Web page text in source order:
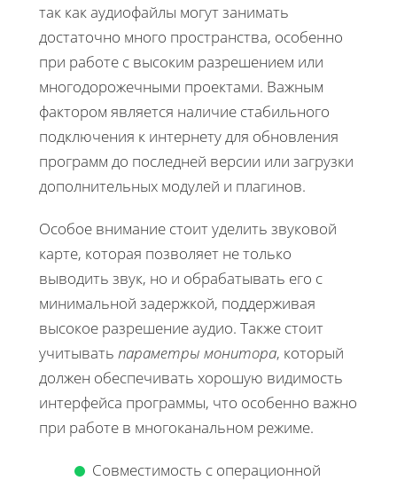
так как аудиофайлы могут занимать
достаточно много пространства, особенно
при работе с высоким разрешением или
многодорожечными проектами. Важным
фактором является наличие стабильного
подключения к интернету для обновления
программ до последней версии или загрузки
дополнительных модулей и плагинов.
Особое внимание стоит уделить звуковой
карте, которая позволяет не только
выводить звук, но и обрабатывать его с
минимальной задержкой, поддерживая
высокое разрешение аудио. Также стоит
учитывать параметры монитора, который
должен обеспечивать хорошую видимость
интерфейса программы, что особенно важно
при работе в многоканальном режиме.
Совместимость с операционной